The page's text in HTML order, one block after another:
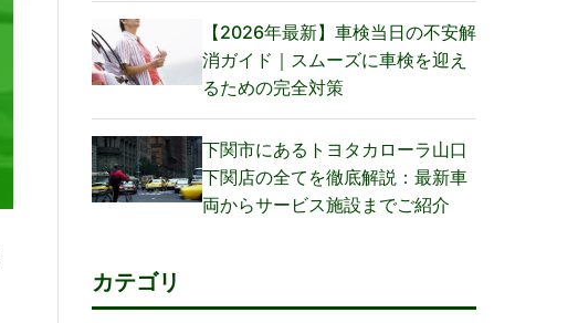
【2026年最新】車検当日の不安解
消ガイド｜スムーズに車検を迎え
るための完全対策
下関市にあるトヨタカローラ山口
下関店の全てを徹底解説：最新車
両からサービス施設までご紹介
カテゴリ